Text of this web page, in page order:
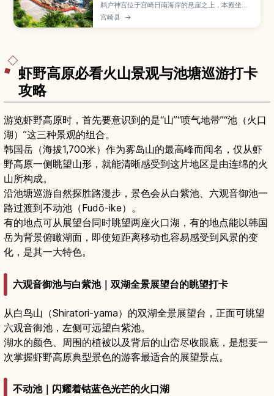
鹈户神宫位于宫崎日南海岸的悬崖之上，本殿坐落
在海蚀洞窟内，景色独特又充满神秘感。本文介绍
必看风景与拍照点、名物“运玉”投掷的玩法与技
宫崎县 →
虾野高原必看火山景观与池塘巡游打卡
攻略
游览虾野高原时，首先要意识到的是“山”“喷气地带”“池（火口
湖）”这三种景观的组合。
韩国岳（海拔1,700米）作为雾岛山的最高峰而闻名，仅从虾
野高原一侧眺望山形，就能清晰感受到这片地区是由连绵的火
山所构成。
沿池塘巡游自然探胜路漫步，景色会从白紫池、六观音御池一
路过渡到不动池（Fudō-ike）。
有的地点可从展望台同时眺望两座火口湖，有的地点能以韩国
岳为背景俯瞰湖面，即使短距离移动也容易感受到风景的变
化，是其一大特色。
六观音御池与白紫池｜双湖全景展望台的眺望打卡
从白鸟山（Shiratori-yama）的双湖全景展望台，正面可眺望
六观音御池，左侧可远望白紫池。
湖水的颜色、周围的植被以及背后的山峦尽收眼底，是想要一
次掌握虾野高原典型景色的游客最适合的展望景点。
不动池｜闪耀着钴蓝色光芒的火口湖